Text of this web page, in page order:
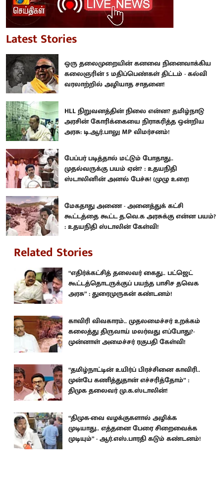
Latest Stories
ஒரு தலைமுறையின் கனவை நினைவாக்கிய
கலைஞரின் 5 மதிப்பெண்கள் திட்டம் - கல்வி
வரலாற்றில் அழியாத சாதனை!
HLL நிறுவனத்தின் நிலை என்ன? தமிழ்நாடு
அரசின் கோரிக்கையை நிராகரித்த ஒன்றிய
அரசு: டி.ஆர்.பாலு MP விமர்சனம்!
பேப்பர் படித்தால் மட்டும் போதாது..
முதல்வருக்கு பயம் ஏன்? : உதயநிதி
ஸ்டாலினின் அனல் பேச்சு! (முழு உரை)
மேகதாது அணை - அனைத்துக் கட்சி
கூட்டத்தை கூட்ட த.வெ.க அரசுக்கு என்ன பயம்?
: உதயநிதி ஸ்டாலின் கேள்வி!
Related Stories
“எதிர்க்கட்சித் தலைவர் கைது.. பட்ஜெட்
கூட்டத்தொடருக்குப் பயந்த பாசிச தவெக
அரசு” : துரைமுருகன் கண்டனம்!
காவிரி விவகாரம்.. முதலமைச்சர் உறக்கம்
கலைத்து திருவாய் மலர்வது எப்போது?-
முன்னாள் அமைச்சர் ரகுபதி கேள்வி!
“தமிழ்நாட்டின் உயிர்ப் பிரச்சினை காவிரி..
முன்பே கணித்துதான் எச்சரித்தோம்” :
திமுக தலைவர் மு.க.ஸ்டாலின்!
“திமுக-வை வழக்குகளால் அழிக்க
முடியாது.. எத்தனை பேரை சிறைவைக்க
முடியும்” - ஆர்.எஸ்.பாரதி கடும் கண்டனம்!